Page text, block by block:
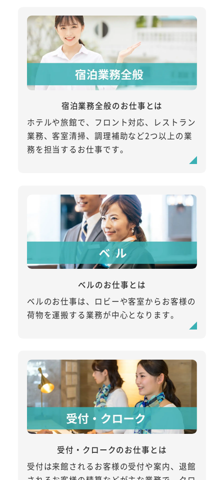
宿泊業務全般のお仕事とは
ホテルや旅館で、フロント対応、レストラン
業務、客室清掃、調理補助など2つ以上の業
務を担当するお仕事です。
ベルのお仕事とは
ベルのお仕事は、ロビーや客室からお客様の
荷物を運搬する業務が中心となります。
受付・クロークのお仕事とは
受付は来館されるお客様の受付や案内、退館